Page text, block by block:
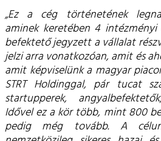
„Ez a cég történetének
aminek keretében 4
befektető jegyzett a vállalat
jelzi arra vonatkozóan, amit és
amit képviselünk a magyar
STRT Holdinggal, pár tucat
startupperek,
Idővel ez a kör több, mint 800
pedig még tovább. A